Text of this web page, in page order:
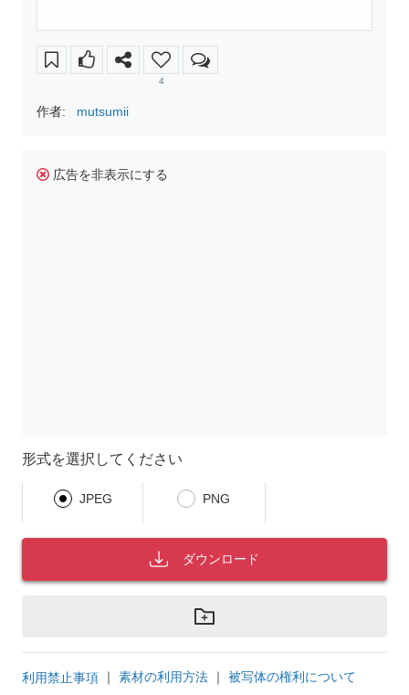
4
作者: mutsumii
広告を非表示にする
形式を選択してください
JPEG PNG
ダウンロード
利用禁止事項 ｜ 素材の利用方法 ｜ 被写体の権利について